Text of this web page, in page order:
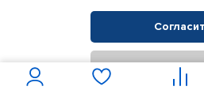
Поставщикам
© КАМАЗ ЦЕНТР ДОНЕЦК, 2015-2026.
Интернет-магазин автомобильных